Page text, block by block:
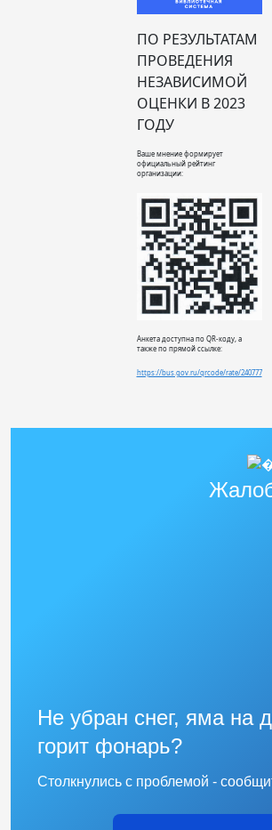
ПО РЕЗУЛЬТАТАМ
ПРОВЕДЕНИЯ
НЕЗАВИСИМОЙ
ОЦЕНКИ В 2023
ГОДУ
Ваше мнение формирует
официальный рейтинг
организации:
Анкета доступна по QR-коду, а
также по прямой ссылке:
https://bus.gov.ru/qrcode/rate/240777
Не убран снег, яма на
горит фонарь?
Столкнулись с проблемой -